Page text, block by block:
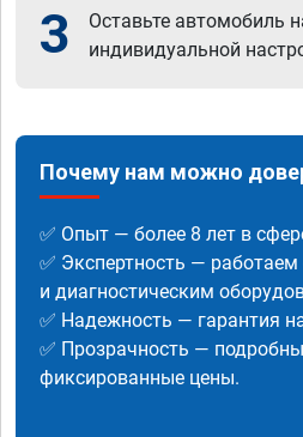
3
Оставьте автомобиль
индивидуальной
Почему нам можно
✅ Опыт — более 8 лет в
✅ Экспертность —
и диагностическим
✅ Надежность — гарантия
✅ Прозрачность —
фиксированные цены.